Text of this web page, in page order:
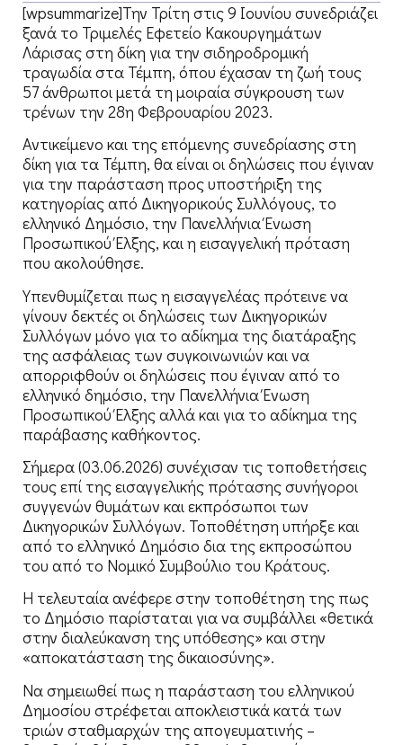
[wpsummarize]Την Τρίτη στις 9 Ιουνίου συνεδριάζει
ξανά το Τριμελές Εφετείο Κακουργημάτων
Λάρισας στη δίκη για την σιδηροδρομική
τραγωδία στα Τέμπη, όπου έχασαν τη ζωή τους
57 άνθρωποι μετά τη μοιραία σύγκρουση των
τρένων την 28η Φεβρουαρίου 2023.
Αντικείμενο και της επόμενης συνεδρίασης στη
δίκη για τα Τέμπη, θα είναι οι δηλώσεις που έγιναν
για την παράσταση προς υποστήριξη της
κατηγορίας από Δικηγορικούς Συλλόγους, το
ελληνικό Δημόσιο, την Πανελλήνια Ένωση
Προσωπικού Έλξης, και η εισαγγελική πρόταση
που ακολούθησε.
Υπενθυμίζεται πως η εισαγγελέας πρότεινε να
γίνουν δεκτές οι δηλώσεις των Δικηγορικών
Συλλόγων μόνο για το αδίκημα της διατάραξης
της ασφάλειας των συγκοινωνιών και να
απορριφθούν οι δηλώσεις που έγιναν από το
ελληνικό δημόσιο, την Πανελλήνια Ένωση
Προσωπικού Έλξης αλλά και για το αδίκημα της
παράβασης καθήκοντος.
Σήμερα (03.06.2026) συνέχισαν τις τοποθετήσεις
τους επί της εισαγγελικής πρότασης συνήγοροι
συγγενών θυμάτων και εκπρόσωποι των
Δικηγορικών Συλλόγων. Τοποθέτηση υπήρξε και
από το ελληνικό Δημόσιο δια της εκπροσώπου
του από το Νομικό Συμβούλιο του Κράτους.
Η τελευταία ανέφερε στην τοποθέτηση της πως
το Δημόσιο παρίσταται για να συμβάλλει «θετικά
στην διαλεύκανση της υπόθεσης» και στην
«αποκατάσταση της δικαιοσύνης».
Να σημειωθεί πως η παράσταση του ελληνικού
Δημοσίου στρέφεται αποκλειστικά κατά των
τριών σταθμαρχών της απογευματινής –